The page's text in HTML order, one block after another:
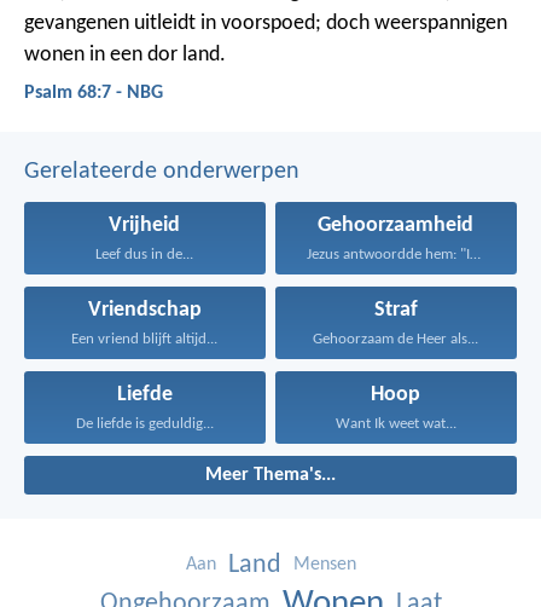
gevangenen uitleidt in voorspoed; doch weerspannigen
wonen in een dor land.
Psalm 68:7 - NBG
Gerelateerde onderwerpen
Vrijheid
Leef dus in de...
Gehoorzaamheid
Jezus antwoordde hem: "Iemand...
Vriendschap
Een vriend blijft altijd...
Straf
Gehoorzaam de Heer als...
Liefde
De liefde is geduldig...
Hoop
Want Ik weet wat...
Meer Thema's...
Aan Land Mensen